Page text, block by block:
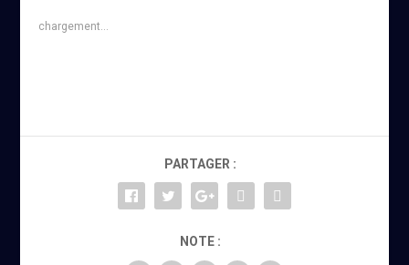
chargement…
PARTAGER :
NOTE :